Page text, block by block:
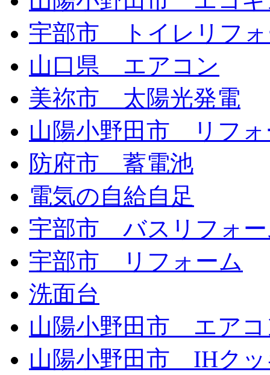
宇部市 トイレリフ
山口県 エアコン
美祢市 太陽光発電
山陽小野田市 リフォ
防府市 蓄電池
電気の自給自足
宇部市 バスリフォ
宇部市 リフォーム
洗面台
山陽小野田市 エアコ
山陽小野田市 IHクッ